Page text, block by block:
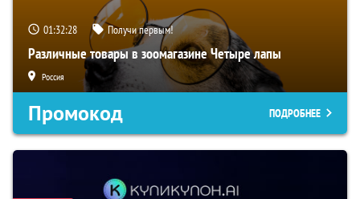
01:32:27 Получи первым!
Различные товары в зоомагазине Четыре лапы
Россия
Промокод ПОДРОБНЕЕ